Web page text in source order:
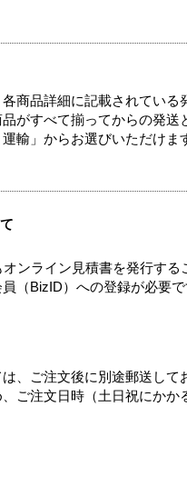
商品詳細に記載されている
がすべて揃ってからの発送
輸」からお選びいただけま
ンライン見積書を発行する
（BizID）への登録が必要で
、ご注文後に別途郵送して
ご注文日時（土日祝にか